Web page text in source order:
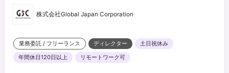
株式会社Global Japan Corporation
業務委託 / フリーランス ディレクター
土日祝休み
年間休日120日以上
リモートワーク可